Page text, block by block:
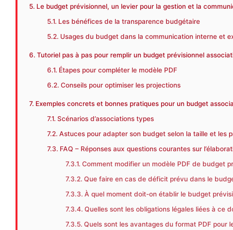
Le budget prévisionnel, un levier pour la gestion et la
Les bénéfices de la transparence budgétaire
Usages du budget dans la communication interne et
Tutoriel pas à pas pour remplir un budget prévisionnel
Étapes pour compléter le modèle PDF
Conseils pour optimiser les projections
Exemples concrets et bonnes pratiques pour un budget
Scénarios d’associations types
Astuces pour adapter son budget selon la taille et les
FAQ – Réponses aux questions courantes sur
Comment modifier un modèle PDF de budget
Que faire en cas de déficit prévu dans le
À quel moment doit-on établir le budget
Quelles sont les obligations légales liées à ce
Quels sont les avantages du format PDF pour